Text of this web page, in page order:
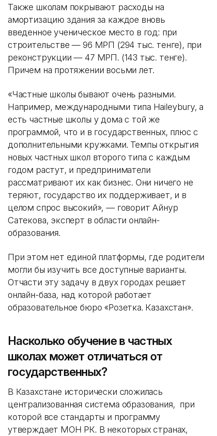
Также школам покрывают расходы на
амортизацию здания за каждое вновь
введенное ученическое место в год: при
строительстве — 96 МРП (294 тыс. тенге), при
реконструкции — 47 МРП. (143 тыс. тенге).
Причем на протяжении восьми лет.
«Частные школы бывают очень разными.
Например, международными типа Haileybury, а
есть частные школы у дома с той же
программой, что и в государственных, плюс с
дополнительными кружками. Темпы открытия
новых частных школ второго типа с каждым
годом растут, и предприниматели
рассматривают их как бизнес. Они ничего не
теряют, государство их поддерживает, и в
целом спрос высокий», — говорит Айнур
Сатекова, эксперт в области онлайн-
образования.
При этом нет единой платформы, где родители
могли бы изучить все доступные варианты.
Отчасти эту задачу в двух городах решает
онлайн-база, над которой работает
образовательное бюро «Розетка. Казахстан».
Насколько обучение в частных
школах может отличаться от
государственных?
В Казахстане исторически сложилась
централизованная система образования, при
которой все стандарты и программу
утверждает МОН РК. В некоторых странах,